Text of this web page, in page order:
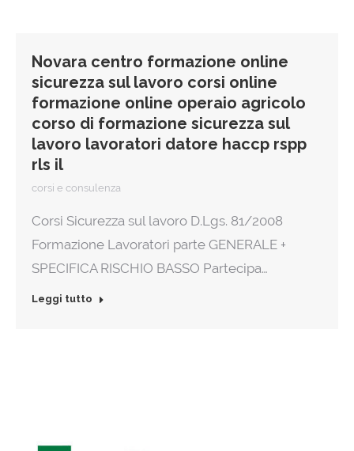
Novara centro formazione online
sicurezza sul lavoro corsi online
formazione online operaio agricolo
corso di formazione sicurezza sul
lavoro lavoratori datore haccp rspp
rls il
corsi e consulenza
Corsi Sicurezza sul lavoro D.Lgs. 81/2008
Formazione Lavoratori parte GENERALE +
SPECIFICA RISCHIO BASSO Partecipa…
Leggi tutto